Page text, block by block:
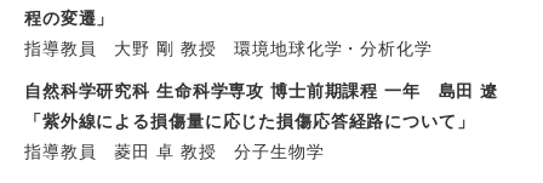
程の変遷」
指導教員 大野 剛 教授 環境地球化学・分析化学
自然科学研究科 生命科学専攻 博士前期課程 一年 島田 遼
「紫外線による損傷量に応じた損傷応答経路について」
指導教員 菱田 卓 教授 分子生物学